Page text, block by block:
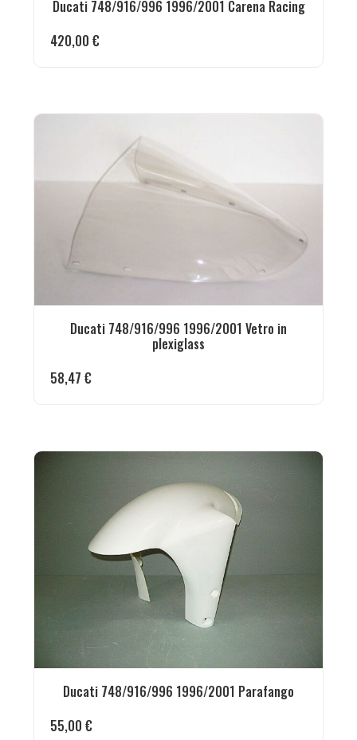
Ducati 748/916/996 1996/2001 Carena Racing
420,00 €
Ducati 748/916/996 1996/2001 Vetro in
plexiglass
58,47 €
Ducati 748/916/996 1996/2001 Parafango
55,00 €